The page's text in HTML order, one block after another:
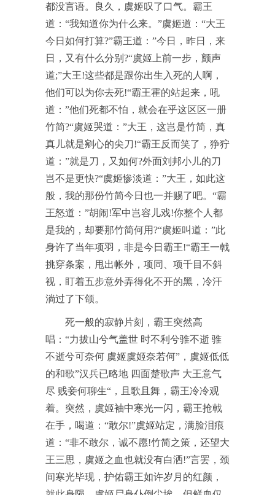
都没言语。良久，虞姬叹了口气。霸王
道：“我知道你为什么来。”虞姬道：“大王
今日如何打算?”霸王道：”今日，昨日，来
日，又有什么分别?“虞姬上前一步，颤声
道;”大王!这些都是跟你出生入死的人啊，
他们可以为你去死!“霸王霍的站起来，吼
道：”他们死都不怕，就会在乎这区区一册
竹简?“虞姬哭道：”大王，这岂是竹简，真
真儿就是剜心的尖刀!“霸王反而笑了，狰狞
道：”就是刀，又如何?外面刘邦小儿的刀
岂不是更快?“虞姬惨淡道：”大王，如此这
般，我的那份竹简今日也一并赐了吧。“霸
王怒道：”胡闹!军中岂容儿戏!你整个人都
是我的，却要那竹简何用?“虞姬叫道：”此
身许了当年项羽，非是今日霸王!“霸王一戟
挑穿条案，甩出帐外，项同、项千目不斜
视，盯着五步意外弄得化不开的黑，冷汗
淌过了下颌。
死一般的寂静片刻，霸王突然高
唱：“力拔山兮气盖世 时不利兮骓不逝 骓
不逝兮可奈何 虞姬虞姬奈若何”，虞姬低低
的和歌”汉兵已略地 四面楚歌声 大王意气
尽 贱妾何聊生“，且歌且舞，霸王冷冷观
着。突然，虞姬袖中寒光一闪，霸王抢戟
在手，喝道：“敢尔!”虞姬站定，满脸泪痕
道：“非不敢尔，诚不愿!竹简之策，还望大
王三思，虞姬之血也就没有白洒!”言罢，颈
间寒光毕现，护佑霸王如许岁月的红颜，